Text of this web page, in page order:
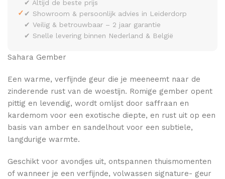
✓
✔ Altijd de beste prijs
✔ Showroom & persoonlijk advies in Leiderdorp
✔ Veilig & betrouwbaar – 2 jaar garantie
✔ Snelle levering binnen Nederland & België
Sahara Gember
Een warme, verfijnde geur die je meeneemt naar de
zinderende rust van de woestijn. Romige gember opent
pittig en levendig, wordt omlijst door saffraan en
kardemom voor een exotische diepte, en rust uit op een
basis van amber en sandelhout voor een subtiele,
langdurige warmte.
Geschikt voor avondjes uit, ontspannen thuismomenten
of wanneer je een verfijnde, volwassen signature- geur